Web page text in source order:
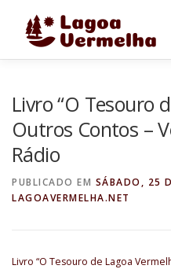
FALE CONOSCO
Livro “O Tesouro
Outros Contos –
Rádio
PUBLICADO EM SÁBADO, 25
LAGOAVERMELHA.NET
Livro “O Tesouro de Lagoa